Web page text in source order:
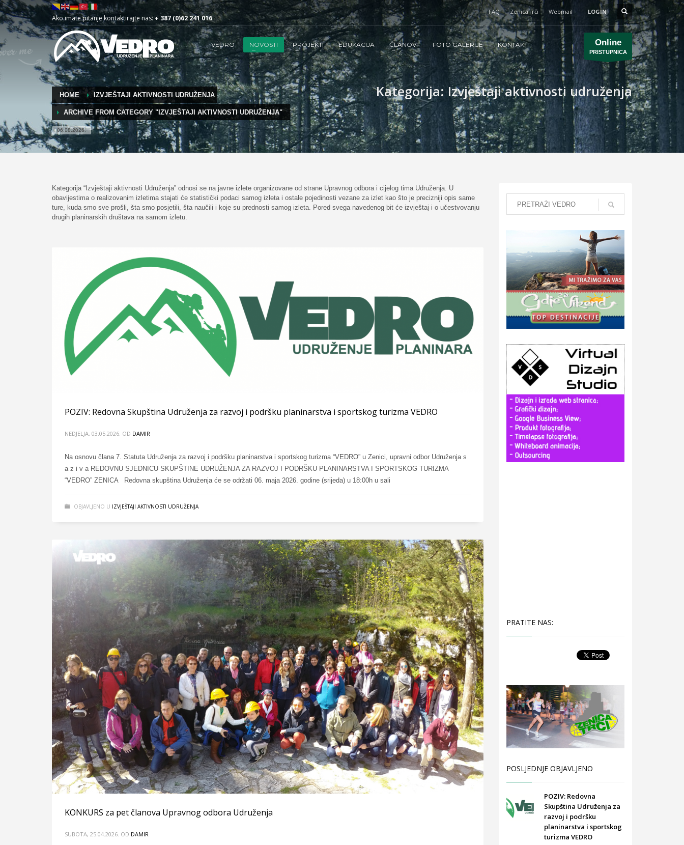
Ako imate pitanje kontaktirajte nas: + 387 (0)62 241 016
FAQ ZenicaTrči Webmail LOGIN
VEDRO NOVOSTI PROJEKTI EDUKACIJA ČLANOVI FOTO GALERIJE KONTAKT Online
PRISTUPNICA
HOME IZVJEŠTAJI AKTIVNOSTI UDRUŽENJA
ARCHIVE FROM CATEGORY "IZVJEŠTAJI AKTIVNOSTI UDRUŽENJA"
06.08.2026.
Kategorija: Izvještaji aktivnosti udruženja
Kategorija “Izvještaji aktivnosti Udruženja” odnosi se na javne izlete organizovane od strane Upravnog odbora i cijelog tima Udruženja. U
obavijestima o realizovanim izletima stajati će statistički podaci samog izleta i ostale pojedinosti vezane za izlet kao što je precizniji opis same
ture, kuda smo sve prošli, šta smo posjetili, šta naučili i koje su prednosti samog izleta. Pored svega navedenog bit će izvještaj i o učestvovanju
drugih planinarskih društava na samom izletu.
POZIV: Redovna Skupština Udruženja za razvoj i podršku planinarstva i sportskog turizma VEDRO
NEDJELJA, 03.05.2026. OD DAMIR
Na osnovu člana 7. Statuta Udruženja za razvoj i podršku planinarstva i sportskog turizma “VEDRO” u Zenici, upravni odbor Udruženja s
a z i v a REDOVNU SJEDNICU SKUPŠTINE UDRUŽENJA ZA RAZVOJ I PODRŠKU PLANINARSTVA I SPORTSKOG TURIZMA
“VEDRO” ZENICA Redovna skupština Udruženja će se održati 06. maja 2026. godine (srijeda) u 18:00h u sali
OBJAVLJENO U IZVJEŠTAJI AKTIVNOSTI UDRUŽENJA
KONKURS za pet članova Upravnog odbora Udruženja
SUBOTA, 25.04.2026. OD DAMIR
PRATITE NAS:
POSLJEDNJE OBJAVLJENO
POZIV: Redovna
Skupština Udruženja za
razvoj i podršku
planinarstva i sportskog
turizma VEDRO